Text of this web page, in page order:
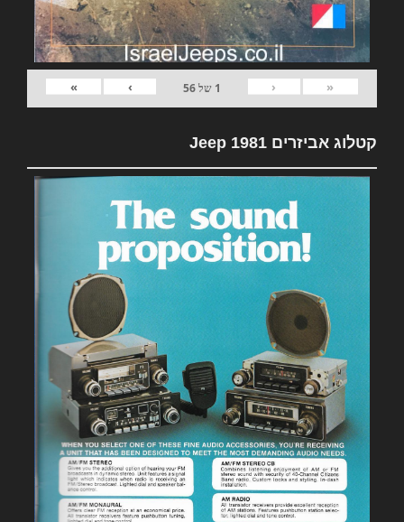
«
‹
1 של56
›
»
קטלוג אביזרים 1981 Jeep